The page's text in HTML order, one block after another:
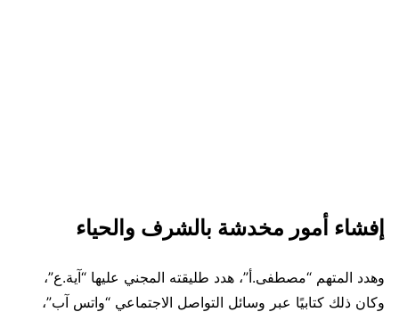
إفشاء أمور مخدشة بالشرف والحياء
وهدد المتهم “مصطفى.أ”، هدد طليقته المجني عليها “آية.ع”،
وكان ذلك كتابيًا عبر وسائل التواصل الاجتماعي “واتس آب”،